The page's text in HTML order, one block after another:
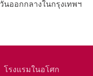
นออกกลางในกรุงเทพฯ
โรงแรมในอโศก